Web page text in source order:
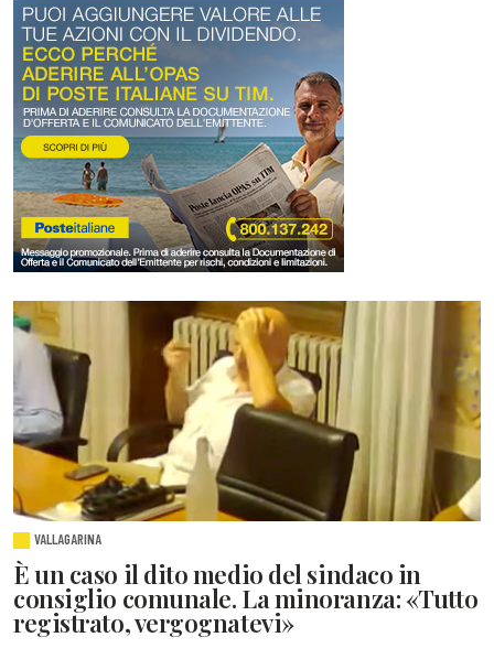
VALLAGARINA
È un caso il dito medio del sindaco in
consiglio comunale. La minoranza: «Tutto
registrato, vergognatevi»